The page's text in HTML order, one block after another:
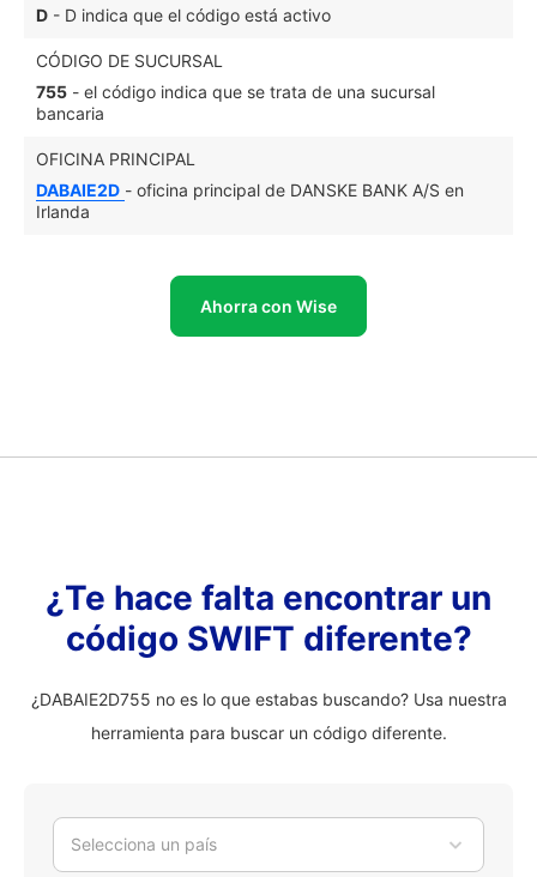
D - D indica que el código está activo
CÓDIGO DE SUCURSAL
755 - el código indica que se trata de una sucursal
bancaria
OFICINA PRINCIPAL
DABAIE2D - oficina principal de DANSKE BANK A/S en
Irlanda
Ahorra con Wise
¿Te hace falta encontrar un
código SWIFT diferente?
¿DABAIE2D755 no es lo que estabas buscando? Usa nuestra
herramienta para buscar un código diferente.
Selecciona un país